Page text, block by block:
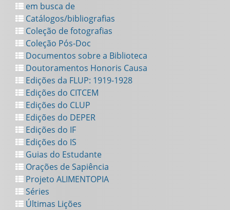
em busca de
Catálogos/bibliografias
Coleção de fotografias
Coleção Pós-Doc
Documentos sobre a Biblioteca
Doutoramentos Honoris Causa
Edições da FLUP: 1919-1928
Edições do CITCEM
Edições do CLUP
Edições do DEPER
Edições do IF
Edições do IS
Guias do Estudante
Orações de Sapiência
Projeto ALIMENTOPIA
Séries
Últimas Lições